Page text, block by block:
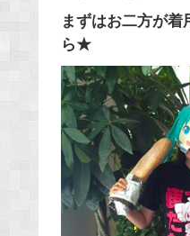
まずはお二方が着
ら★